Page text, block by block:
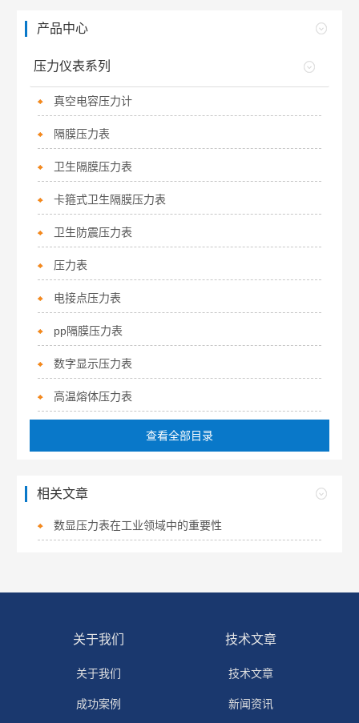
产品中心
压力仪表系列
真空电容压力计
隔膜压力表
卫生隔膜压力表
卡箍式卫生隔膜压力表
卫生防震压力表
压力表
电接点压力表
pp隔膜压力表
数字显示压力表
高温熔体压力表
查看全部目录
相关文章
数显压力表在工业领域中的重要性
关于我们
关于我们
成功案例
技术文章
技术文章
新闻资讯